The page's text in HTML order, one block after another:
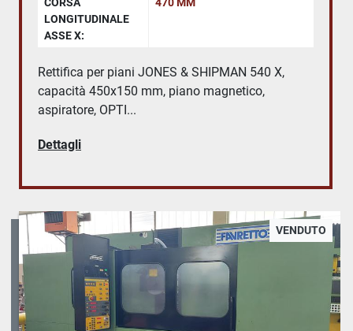
LONGITUDINALE
ASSE X:
Rettifica per piani JONES & SHIPMAN 540 X,
capacità 450x150 mm, piano magnetico,
aspiratore, OPTI...
Dettagli
VENDUTO